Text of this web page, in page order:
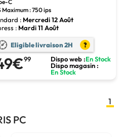
C
Maximum : 750 ips
: Mercredi 12 Août
: Mardi 11 Août
Eligible livraison 2H ?
99 Dispo web :En Stock
Dispo magasin :
En Stock
1
PC